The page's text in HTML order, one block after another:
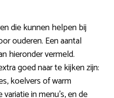
die kunnen helpen bij
ouderen. Een aantal
hieronder vermeld.
goed naar te kijken zijn:
koelvers of warm
in menu’s, en de